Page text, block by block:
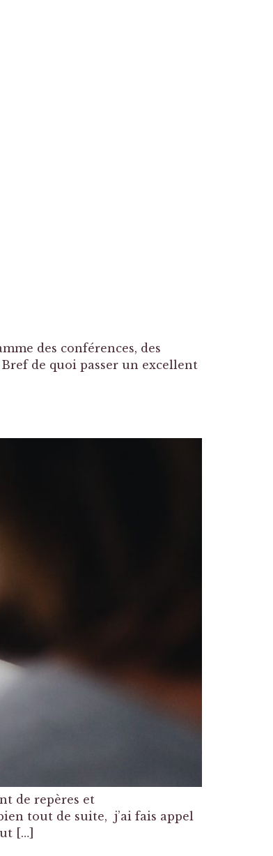
des conférences, des
de quoi passer un excellent
de repères et
tout de suite, j’ai fais appel
[…]